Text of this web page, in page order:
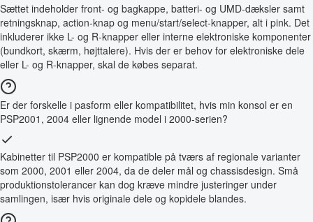
Sættet indeholder front- og bagkappe, batteri- og UMD-dæksler samt
retningsknap, action-knap og menu/start/select-knapper, alt i pink. Det
inkluderer ikke L- og R-knapper eller interne elektroniske komponenter
(bundkort, skærm, højttalere). Hvis der er behov for elektroniske dele
eller L- og R-knapper, skal de købes separat.
Er der forskelle i pasform eller kompatibilitet, hvis min konsol er en
PSP2001, 2004 eller lignende model i 2000-serien?
Kabinetter til PSP2000 er kompatible på tværs af regionale varianter
som 2000, 2001 eller 2004, da de deler mål og chassisdesign. Små
produktionstolerancer kan dog kræve mindre justeringer under
samlingen, især hvis originale dele og kopidele blandes.